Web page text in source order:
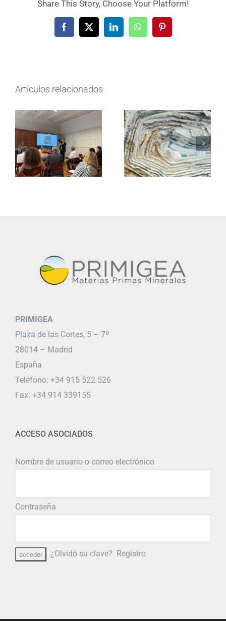
Share This Story, Choose Your Platform!
Facebook
X LinkedInWhatsAppPinterest
Artículos relacionados
PRIMIGEA
Plaza de las Cortes, 5 – 7º
28014 – Madrid
España
Teléfono: +34 915 522 526
Fax: +34 914 339155
ACCESO ASOCIADOS
Nombre de usuario o correo electrónico
Contraseña
¿Olvidó su clave? Registro